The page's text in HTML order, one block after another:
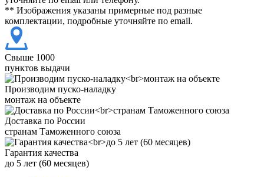
** Изображения указаны примерные под разные
комплектации, подробные уточняйте по email.
Свыше 1000
пунктов выдачи
Производим пуско-наладку
монтаж на объекте
Доставка по России
странам Таможенного союза
Гарантия качества
до 5 лет (60 месяцев)